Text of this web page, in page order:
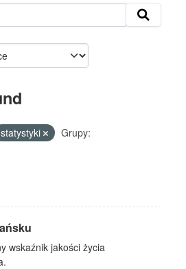
statystyki
Grupy:
wskaźnik jakości życia